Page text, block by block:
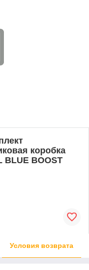
коробка
BLUE BOOST
Условия возврата